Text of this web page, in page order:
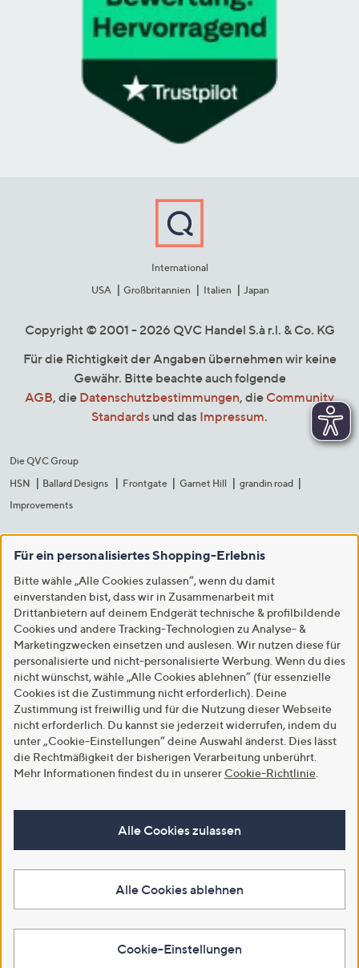
International
USA
Großbritannien Italien Japan
Copyright © 2001 - 2026 QVC Handel S.à r.l. & Co. KG
Für die Richtigkeit der Angaben übernehmen wir keine
Gewähr. Bitte beachte auch folgende
AGB, die Datenschutzbestimmungen, die Community
Standards und das Impressum.
Die QVC Group
HSN
Ballard Designs Frontgate Garnet Hill
grandin road
Improvements
Für ein personalisiertes Shopping-Erlebnis
Bitte wähle „Alle Cookies zulassen“, wenn du damit
einverstanden bist, dass wir in Zusammenarbeit mit
Drittanbietern auf deinem Endgerät technische & profilbildende
Cookies und andere Tracking-Technologien zu Analyse- &
Marketingzwecken einsetzen und auslesen. Wir nutzen diese für
personalisierte und nicht-personalisierte Werbung. Wenn du dies
nicht wünschst, wähle „Alle Cookies ablehnen“ (für essenzielle
Cookies ist die Zustimmung nicht erforderlich). Deine
Zustimmung ist freiwillig und für die Nutzung dieser Webseite
nicht erforderlich. Du kannst sie jederzeit widerrufen, indem du
unter „Cookie-Einstellungen“ deine Auswahl änderst. Dies lässt
die Rechtmäßigkeit der bisherigen Verarbeitung unberührt.
Mehr Informationen findest du in unserer Cookie-Richtlinie
Alle Cookies zulassen
Alle Cookies ablehnen
Cookie-Einstellungen